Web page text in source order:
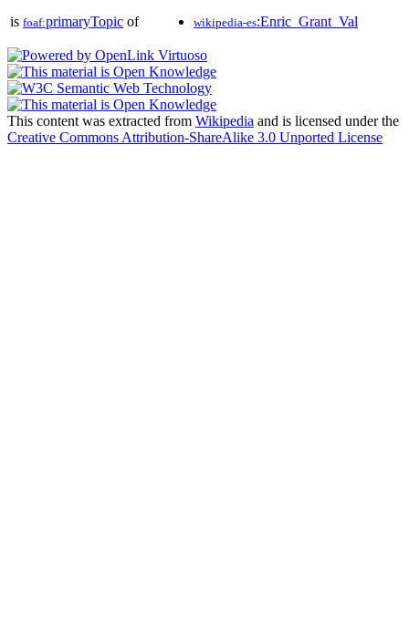
is foaf:primaryTopic of wikipedia-es:Enric_Grant_Val
This content was extracted from Wikipedia and is licensed under the
Creative Commons Attribution-ShareAlike 3.0 Unported License